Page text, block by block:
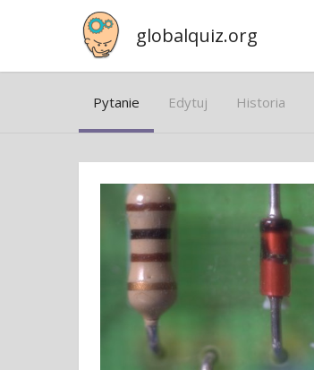
globalquiz.org
Pytanie Edytuj Historia